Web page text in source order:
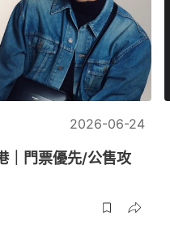
2026-06-24
｜門票優先/公售攻